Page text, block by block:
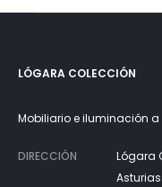
LÓGARA COLECCIÓN
Mobiliario e iluminación
DIRECCIÓN
Lógara
Asturias